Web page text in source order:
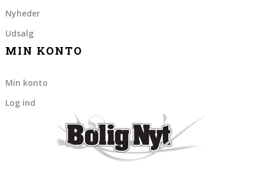
Nyheder
Udsalg
MIN KONTO
Min konto
Log ind